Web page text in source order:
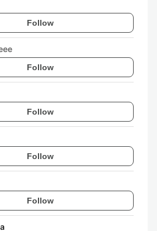
Follow
Follow
Follow
Follow
Follow